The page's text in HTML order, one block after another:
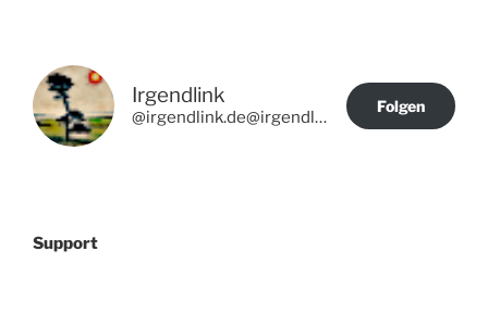
Irgendlink
@irgendlink.de@irgendlink.de
Folgen
Support